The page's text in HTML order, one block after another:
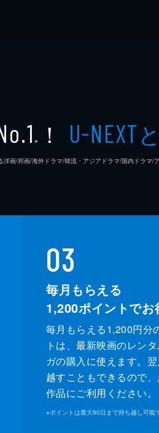
※ ！ U-NEXT
画/邦画/海外ドラマ/韓流・アジアドラマ/国内ドラマ/
03
毎月もらえる
1,200ポイントでお
毎月もらえる1,200円分
トは、最新映画のレン
ガの購入に使えます。
越すこともできるので
作品にご利用ください。
※ポイントは最大90日まで持ち越し可能